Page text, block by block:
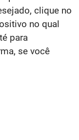
clique no
no qual
para
se você